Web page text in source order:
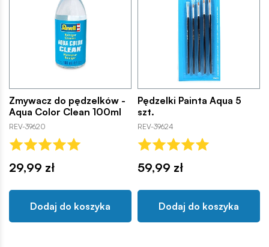
Zmywacz do pędzelków -
Aqua Color Clean 100ml
REV-39620
29,99 zł
Dodaj do koszyka
Pędzelki Painta Aqua 5
szt.
REV-39624
59,99 zł
Dodaj do koszyka